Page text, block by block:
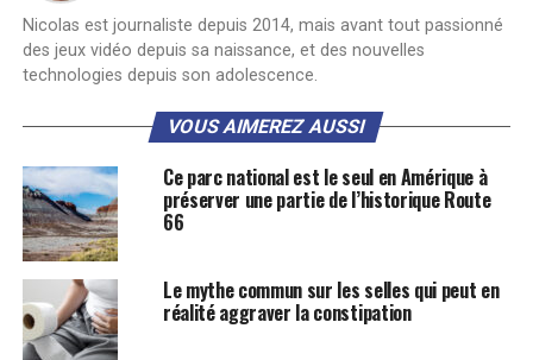
Nicolas est journaliste depuis 2014, mais avant tout passionné
des jeux vidéo depuis sa naissance, et des nouvelles
technologies depuis son adolescence.
VOUS AIMEREZ AUSSI
Ce parc national est le seul en Amérique à
préserver une partie de l’historique Route
66
Le mythe commun sur les selles qui peut en
réalité aggraver la constipation